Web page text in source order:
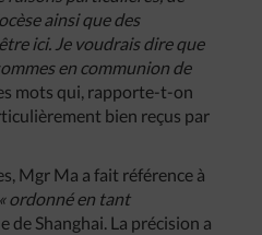
ainsi que des
ici. Je voudrais dire que
en communion de
mots qui, rapporte-t-on
bien reçus par
Mgr Ma a fait référence à
« ordonné en tant
de Shanghai. La précision a